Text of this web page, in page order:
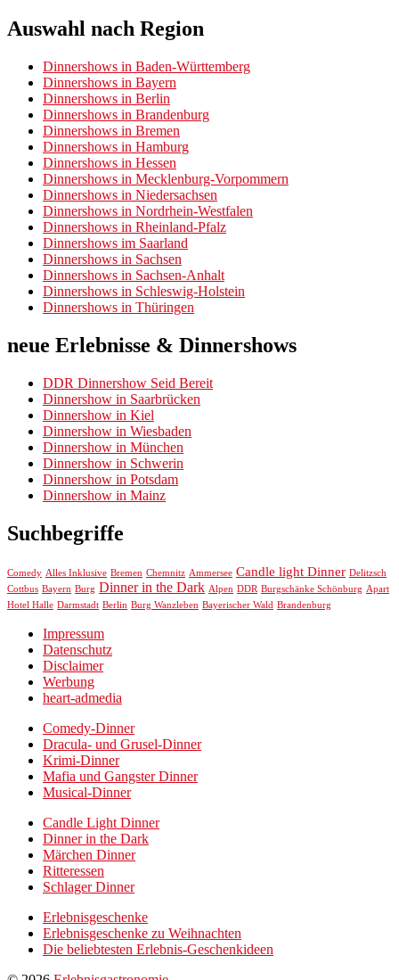
Auswahl nach Region
Dinnershows in Baden-Württemberg
Dinnershows in Bayern
Dinnershows in Berlin
Dinnershows in Brandenburg
Dinnershows in Bremen
Dinnershows in Hamburg
Dinnershows in Hessen
Dinnershows in Mecklenburg-Vorpommern
Dinnershows in Niedersachsen
Dinnershows in Nordrhein-Westfalen
Dinnershows in Rheinland-Pfalz
Dinnershows im Saarland
Dinnershows in Sachsen
Dinnershows in Sachsen-Anhalt
Dinnershows in Schleswig-Holstein
Dinnershows in Thüringen
neue Erlebnisse & Dinnershows
DDR Dinnershow Seid Bereit
Dinnershow in Saarbrücken
Dinnershow in Kiel
Dinnershow in Wiesbaden
Dinnershow in München
Dinnershow in Schwerin
Dinnershow in Potsdam
Dinnershow in Mainz
Suchbegriffe
Comedy Alles Inklusive Bremen Chemnitz Ammersee Candle light Dinner Delitzsch
Cottbus Bayern Burg Dinner in the Dark Alpen DDR Burgschänke Schönburg Apart
Hotel Halle Darmstadt Berlin Burg Wanzleben Bayerischer Wald Brandenburg
Impressum
Datenschutz
Disclaimer
Werbung
heart-admedia
Comedy-Dinner
Dracula- und Grusel-Dinner
Krimi-Dinner
Mafia und Gangster Dinner
Musical-Dinner
Candle Light Dinner
Dinner in the Dark
Märchen Dinner
Ritteressen
Schlager Dinner
Erlebnisgeschenke
Erlebnisgeschenke zu Weihnachten
Die beliebtesten Erlebnis-Geschenkideen